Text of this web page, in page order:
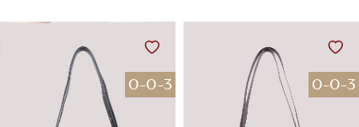
0-0-3 0-0-3